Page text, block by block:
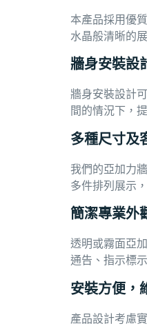
本產品採用優
水晶般清晰的
牆身安裝設
牆身安裝設計
間的情況下，
多種尺寸及
我們的亞加力
多件排列展示
簡潔專業外
透明或霧面亞
通告、指示標
安裝方便，
產品設計考慮